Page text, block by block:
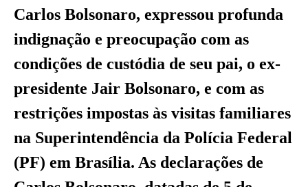
Carlos Bolsonaro, expressou profunda
indignação e preocupação com as
condições de custódia de seu pai, o ex-
presidente Jair Bolsonaro, e com as
restrições impostas às visitas familiares
na Superintendência da Polícia Federal
(PF) em Brasília. As declarações de